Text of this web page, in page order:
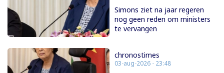
Simons ziet na jaar regeren
nog geen reden om ministers
te vervangen
chronostimes
03-aug-2026 - 23:48